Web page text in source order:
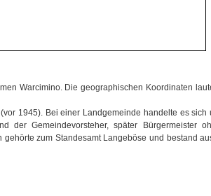
Warcimino. Die geographischen Koordinaten
1945). Bei einer Landgemeinde handelte es sich
der Gemeindevorsteher, später Bürgermeister
zum Standesamt Langeböse und bestand